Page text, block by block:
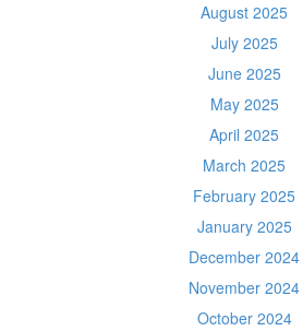
August 2025
July 2025
June 2025
May 2025
April 2025
March 2025
February 2025
January 2025
December 2024
November 2024
October 2024